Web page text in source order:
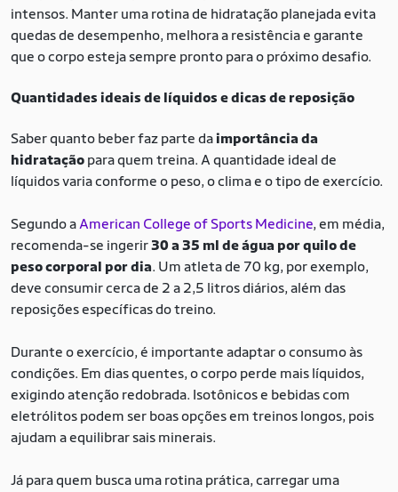
intensos. Manter uma rotina de hidratação planejada evita
quedas de desempenho, melhora a resistência e garante
que o corpo esteja sempre pronto para o próximo desafio.
Quantidades ideais de líquidos e dicas de reposição
Saber quanto beber faz parte daimportância da
hidratação para quem treina. A quantidade ideal de
líquidos varia conforme o peso, o clima e o tipo de exercício.
Segundo aAmerican College of Sports Medicine, em média,
recomenda-se ingerir30 a 35 ml de água por quilo de
peso corporal por dia. Um atleta de 70 kg, por exemplo,
deve consumir cerca de 2 a 2,5 litros diários, além das
reposições específicas do treino.
Durante o exercício, é importante adaptar o consumo às
condições. Em dias quentes, o corpo perde mais líquidos,
exigindo atenção redobrada. Isotônicos e bebidas com
eletrólitos podem ser boas opções em treinos longos, pois
ajudam a equilibrar sais minerais.
Já para quem busca uma rotina prática, carregar uma